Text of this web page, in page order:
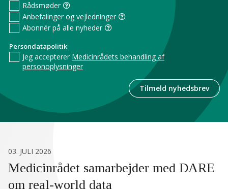
Rådsmøder
Anbefalinger og vejledninger
Abonnér på alle nyheder
Persondatapolitik
Jeg accepterer Medicinrådets behandling af
personoplysninger
Tilmeld nyhedsbrev
03. JULI 2026
Medicinrådet samarbejder med DARE
om real-world data